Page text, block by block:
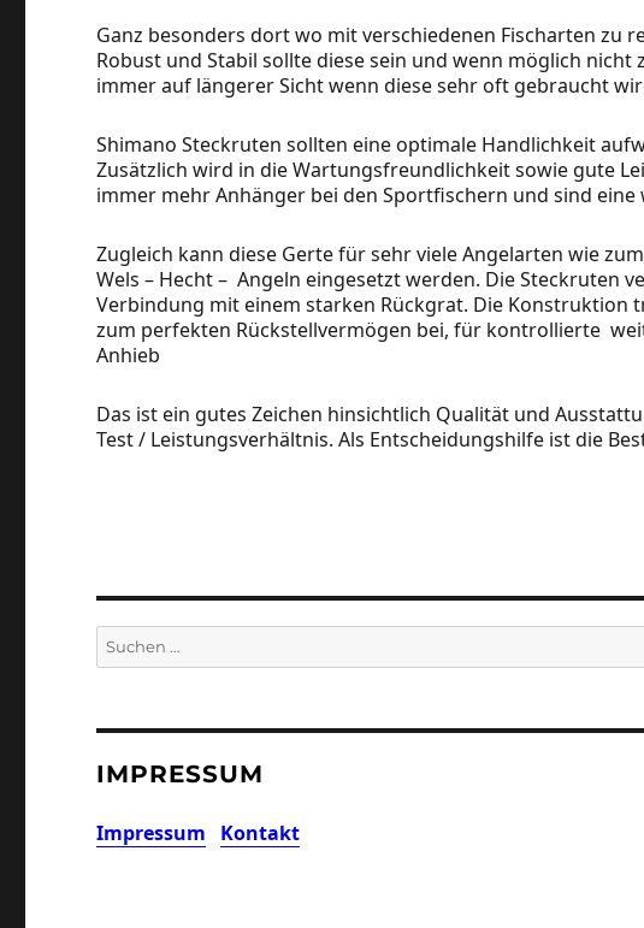
Ganz besonders dort wo mit verschiedenen Fischarten zu
Robust und Stabil sollte diese sein und wenn möglich
immer auf längerer Sicht wenn diese sehr oft gebraucht
Shimano Steckruten sollten eine optimale Handlichkeit
Zusätzlich wird in die Wartungsfreundlichkeit sowie gute
immer mehr Anhänger bei den Sportfischern und sind
Zugleich kann diese Gerte für sehr viele Angelarten wie
Wels – Hecht – Angeln eingesetzt werden. Die Steckruten
Verbindung mit einem starken Rückgrat. Die Konstruktion
zum perfekten Rückstellvermögen bei, für kontrollierte
Anhieb
Das ist ein gutes Zeichen hinsichtlich Qualität und
Test / Leistungsverhältnis. Als Entscheidungshilfe ist die
Suchen
nach:
IMPRESSUM
Impressum Kontakt